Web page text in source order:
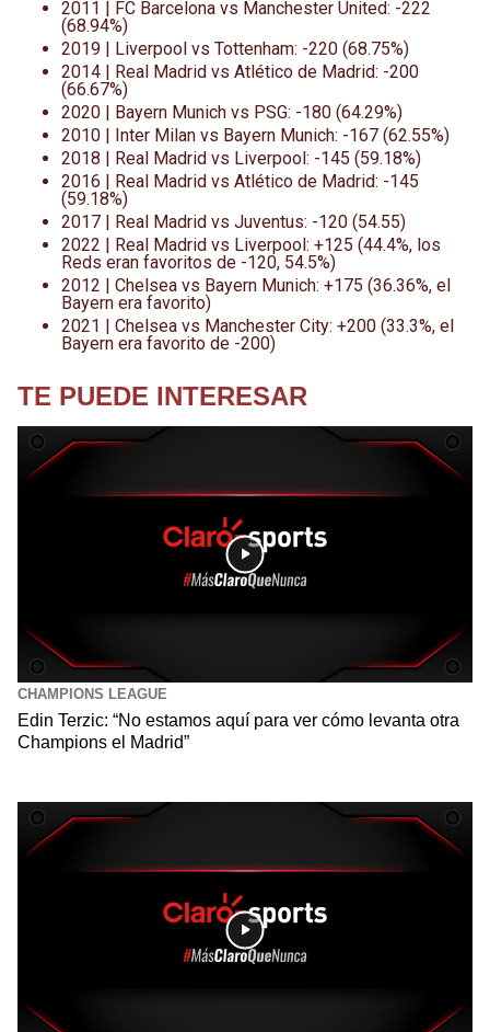
2011 | FC Barcelona vs Manchester United: -222
(68.94%)
2019 | Liverpool vs Tottenham: -220 (68.75%)
2014 | Real Madrid vs Atlético de Madrid: -200
(66.67%)
2020 | Bayern Munich vs PSG: -180 (64.29%)
2010 | Inter Milan vs Bayern Munich: -167 (62.55%)
2018 | Real Madrid vs Liverpool: -145 (59.18%)
2016 | Real Madrid vs Atlético de Madrid: -145
(59.18%)
2017 | Real Madrid vs Juventus: -120 (54.55)
2022 | Real Madrid vs Liverpool: +125 (44.4%, los
Reds eran favoritos de -120, 54.5%)
2012 | Chelsea vs Bayern Munich: +175 (36.36%, el
Bayern era favorito)
2021 | Chelsea vs Manchester City: +200 (33.3%, el
Bayern era favorito de -200)
TE PUEDE INTERESAR
CHAMPIONS LEAGUE
Edin Terzic: “No estamos aquí para ver cómo levanta otra
Champions el Madrid”